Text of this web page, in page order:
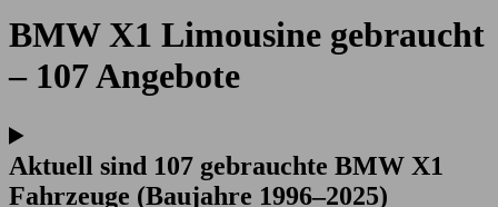
BMW X1 Limousine gebraucht
– 107 Angebote
Aktuell sind 107 gebrauchte BMW X1
Fahrzeuge (Baujahre 1996–2025)